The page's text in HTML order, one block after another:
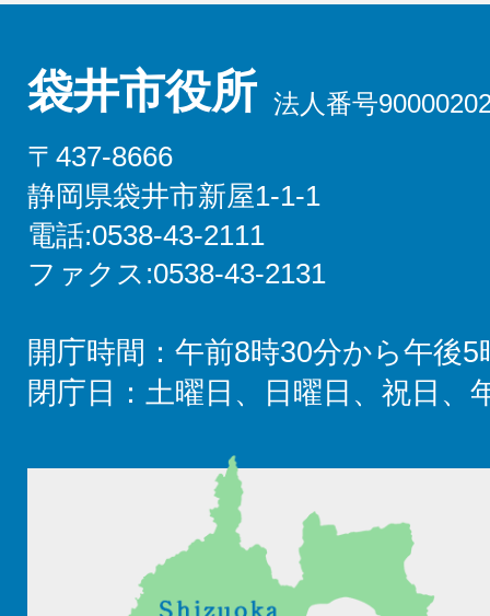
袋井市役所 法人番号
〒437-8666
静岡県袋井市新屋1-1-1
電話:0538-43-2111
ファクス:0538-43-2131
開庁時間：午前8時30分から午後5
閉庁日：土曜日、日曜日、祝日、